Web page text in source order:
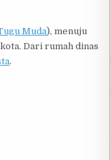
Muda), menuju
Dari rumah dinas
.